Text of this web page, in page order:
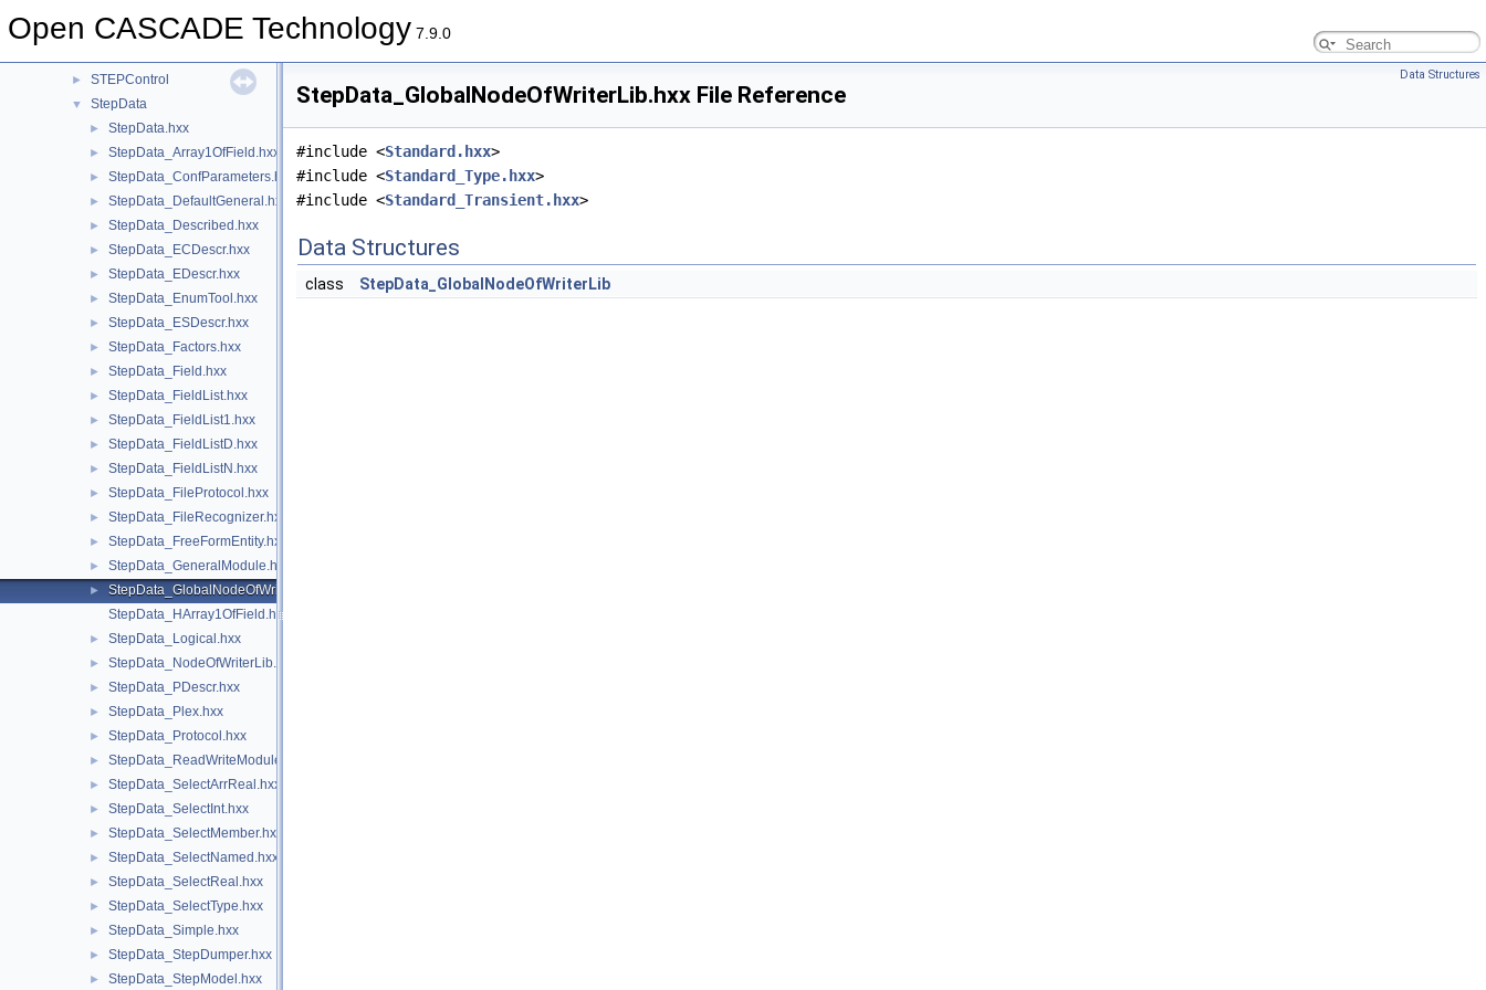
Open CASCADE Technology 7.9.0
► STEPCAFControl
► STEPControl
▼ StepData
► StepData.hxx
► StepData_Array1OfField.hxx
► StepData_ConfParameters.hxx
► StepData_DefaultGeneral.hxx
► StepData_Described.hxx
► StepData_ECDescr.hxx
► StepData_EDescr.hxx
► StepData_EnumTool.hxx
► StepData_ESDescr.hxx
► StepData_Factors.hxx
► StepData_Field.hxx
► StepData_FieldList.hxx
► StepData_FieldList1.hxx
► StepData_FieldListD.hxx
► StepData_FieldListN.hxx
► StepData_FileProtocol.hxx
► StepData_FileRecognizer.hxx
► StepData_FreeFormEntity.hxx
► StepData_GeneralModule.hxx
►
StepData_GlobalNodeOfWriterLib.hxx
StepData_HArray1OfField.hxx
► StepData_Logical.hxx
► StepData_NodeOfWriterLib.hxx
► StepData_PDescr.hxx
► StepData_Plex.hxx
► StepData_Protocol.hxx
► StepData_ReadWriteModule.hxx
► StepData_SelectArrReal.hxx
► StepData_SelectInt.hxx
► StepData_SelectMember.hxx
► StepData_SelectNamed.hxx
► StepData_SelectReal.hxx
► StepData_SelectType.hxx
► StepData_Simple.hxx
► StepData_StepDumper.hxx
► StepData_StepModel.hxx
Data Structures
StepData_GlobalNodeOfWriterLib.hxx File Reference
#include <Standard.hxx>
#include <Standard_Type.hxx>
#include <Standard_Transient.hxx>
Data Structures
class StepData_GlobalNodeOfWriterLib